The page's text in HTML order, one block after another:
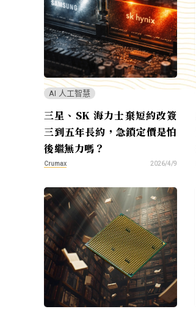
AI 人工智慧
三星、SK 海力士棄短約改簽
三到五年長約，急鎖定價是怕
後繼無力嗎？
Crumax 2026/4/9